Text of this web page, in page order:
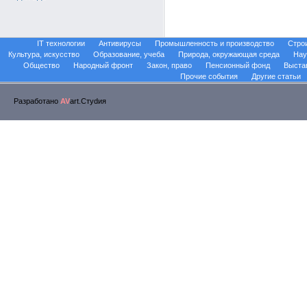
IT технологии Антивирусы Промышленность и производство
Культура, искусство
Образование, учеба Природа, окружающая среда
Общество
Народный фронт Закон, право Пенсионный фонд
Прочие события
Другие статьи
Разработано AVart.Стуdия